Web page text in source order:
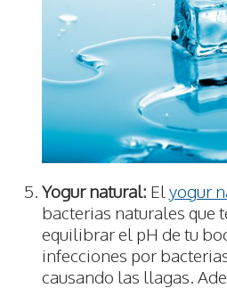
Yogur natural: El yogur
bacterias naturales que
equilibrar el pH de tu
infecciones por
causando las llagas.